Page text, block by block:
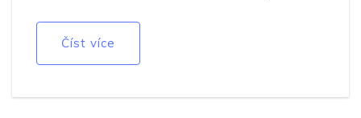
jejích výhodách pro vaše duševní i tělesné zdraví.
Číst více